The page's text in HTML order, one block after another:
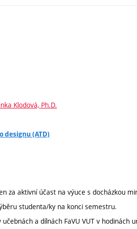
Klodová, Ph.D.
designu (ATD)
za aktivní účast na výuce s docházkou
studenta/ky na konci semestru.
učebnách a dílnách FaVU VUT v